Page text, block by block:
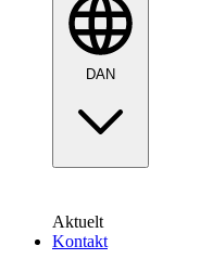
DAN
Aktuelt
Kontakt